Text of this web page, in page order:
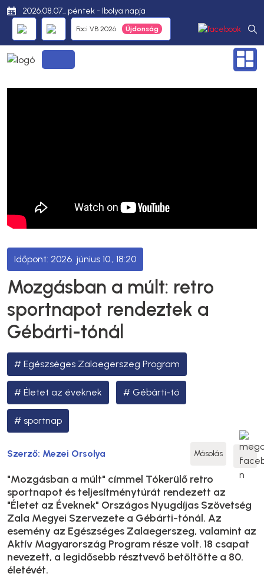
2026.08.07., péntek - Ibolya napja
Foci VB 2026
2026. június 10., 18:20
Mozgásban a múlt: retro
sportnapot rendeztek a
Gébárti-tónál
Egészséges Zalaegerszeg Program
Életet az éveknek Gébárti-tó
sportnap
Szerző: Mezei Orsolya Másolás
"Mozgásban a múlt" címmel Tókerülő retro
sportnapot és teljesítménytúrát rendezett az
"Életet az Éveknek" Országos Nyugdíjas Szövetség
Zala Megyei Szervezete a Gébárti-tónál. Az
esemény az Egészséges Zalaegerszeg, valamint az
Aktív Magyarország Program része volt. 18 csapat
nevezett, a legidősebb résztvevő betöltötte a 80.
életévét.